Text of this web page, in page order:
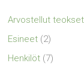
Arvostellut teokset
Esineet (2)
Henkilöt (7)